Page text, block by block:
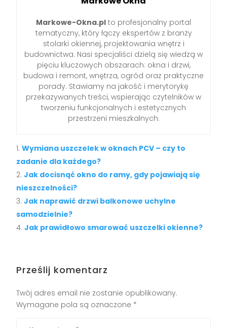
Markowe-Okna.pl to profesjonalny portal
tematyczny, który łączy ekspertów z branży
stolarki okiennej, projektowania wnętrz i
budownictwa. Nasi specjaliści dzielą się wiedzą w
pięciu kluczowych obszarach: okna i drzwi,
budowa i remont, wnętrza, ogród oraz praktyczne
porady. Stawiamy na jakość i merytorykę
przekazywanych treści, wspierając czytelników w
tworzeniu funkcjonalnych i estetycznych
przestrzeni mieszkalnych.
Wymiana uszczelek w oknach PCV – czy to
zadanie dla każdego?
Jak docisnąć okno do ramy, gdy pojawiają się
nieszczelności?
Jak naprawić drzwi balkonowe uchylne
samodzielnie?
Jak prawidłowo smarować uszczelki okienne?
Prześlij komentarz
Twój adres email nie zostanie opublikowany.
Wymagane pola są oznaczone *